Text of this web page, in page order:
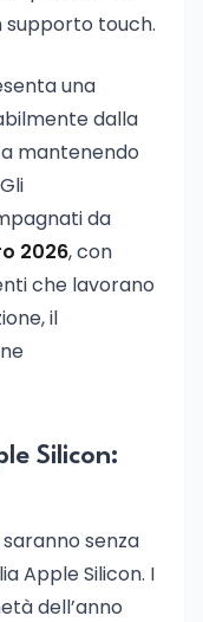
supporto touch.
una
dalla
mantenendo
da
2026, con
che lavorano
il
Silicon:
senza
Apple Silicon. I
dell’anno